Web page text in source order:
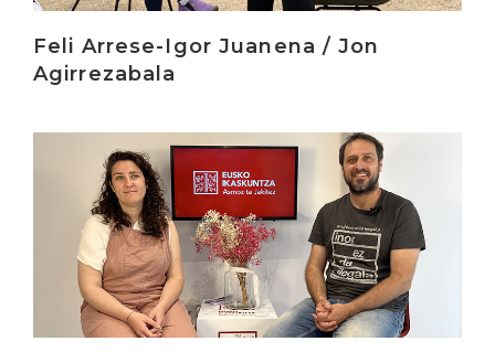
Feli Arrese-Igor Juanena / Jon
Agirrezabala